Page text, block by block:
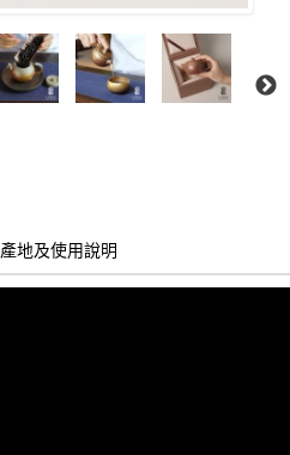
產地及使用說明